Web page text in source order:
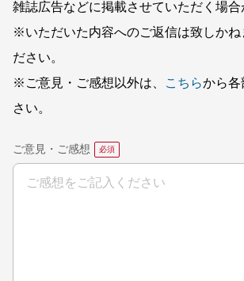
雑誌広告などに掲載させていただく場合
※いただいた内容へのご返信は致しかね
ださい。
※ご意見・ご感想以外は、
こちらから各
さい。
ご意見・ご感想